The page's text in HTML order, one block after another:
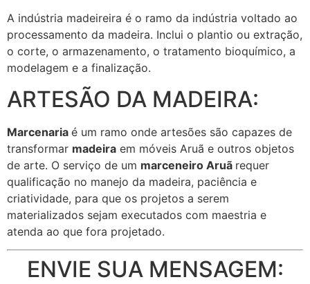
A indústria madeireira é o ramo da indústria voltado ao
processamento da madeira. Inclui o plantio ou extração,
o corte, o armazenamento, o tratamento bioquímico, a
modelagem e a finalização.
ARTESÃO DA MADEIRA:
Marcenaria é um ramo onde artesões são capazes de
transformar madeira em móveis Aruã e outros objetos
de arte. O serviço de um marceneiro Aruã requer
qualificação no manejo da madeira, paciência e
criatividade, para que os projetos a serem
materializados sejam executados com maestria e
atenda ao que fora projetado.
ENVIE SUA MENSAGEM: